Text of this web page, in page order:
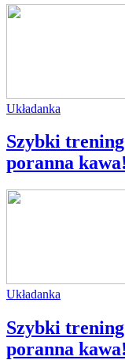
Układanka
Szybki
poranna
Układanka
Szybki
poranna